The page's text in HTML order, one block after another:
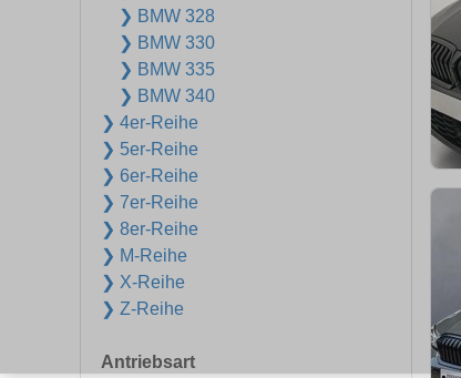
❯ BMW 328
❯ BMW 330
❯ BMW 335
❯ BMW 340
❯ 4er-Reihe
❯ 5er-Reihe
❯ 6er-Reihe
❯ 7er-Reihe
❯ 8er-Reihe
❯ M-Reihe
❯ X-Reihe
❯ Z-Reihe
Antriebsart